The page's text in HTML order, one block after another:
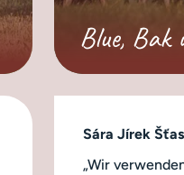
Blue, Bak
Sára Jírek
„Wir